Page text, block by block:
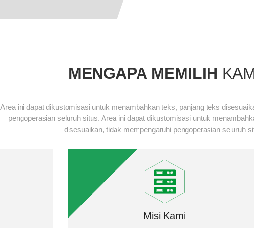
MENGAPA MEMILIH
Area ini dapat dikustomisasi untuk menambahkan teks, panjang teks
pengoperasian seluruh situs. Area ini dapat dikustomisasi untuk
disesuaikan, tidak mempengaruhi pengoperasian seluruh
Misi Kami